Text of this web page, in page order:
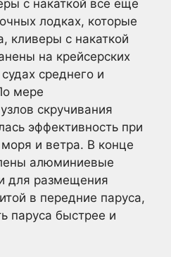
с накаткой все еще
лодках, которые
кливеры с накаткой
на крейсерских
среднего и
мере
скручивания
эффективность при
и ветра. В конце
алюминиевые
для размещения
в передние паруса,
паруса быстрее и